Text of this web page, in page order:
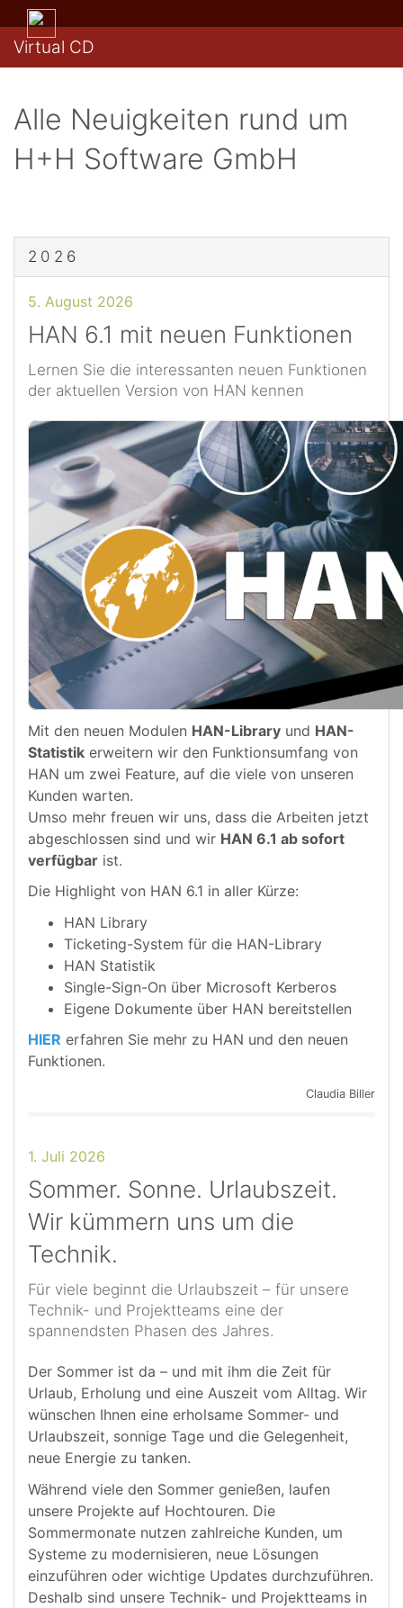
Virtual CD
Alle Neuigkeiten rund um
H+H Software GmbH
2026
5. August 2026
HAN 6.1 mit neuen Funktionen
Lernen Sie die interessanten neuen Funktionen
der aktuellen Version von HAN kennen
Mit den neuen Modulen HAN-Library und HAN-
Statistik erweitern wir den Funktionsumfang von
HAN um zwei Feature, auf die viele von unseren
Kunden warten.
Umso mehr freuen wir uns, dass die Arbeiten jetzt
abgeschlossen sind und wir HAN 6.1 ab sofort
verfügbar ist.
Die Highlight von HAN 6.1 in aller Kürze:
HAN Library
Ticketing-System für die HAN-Library
HAN Statistik
Single-Sign-On über Microsoft Kerberos
Eigene Dokumente über HAN bereitstellen
HIER erfahren Sie mehr zu HAN und den neuen
Funktionen.
Claudia Biller
1. Juli 2026
Sommer. Sonne. Urlaubszeit.
Wir kümmern uns um die
Technik.
Für viele beginnt die Urlaubszeit – für unsere
Technik- und Projektteams eine der
spannendsten Phasen des Jahres.
Der Sommer ist da – und mit ihm die Zeit für
Urlaub, Erholung und eine Auszeit vom Alltag. Wir
wünschen Ihnen eine erholsame Sommer- und
Urlaubszeit, sonnige Tage und die Gelegenheit,
neue Energie zu tanken.
Während viele den Sommer genießen, laufen
unsere Projekte auf Hochtouren. Die
Sommermonate nutzen zahlreiche Kunden, um
Systeme zu modernisieren, neue Lösungen
einzuführen oder wichtige Updates durchzuführen.
Deshalb sind unsere Technik- und Projektteams in